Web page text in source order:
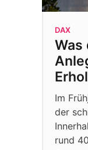
DAX
Was
Im
der
rund